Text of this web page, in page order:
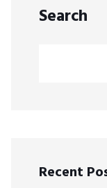
Search
Recent